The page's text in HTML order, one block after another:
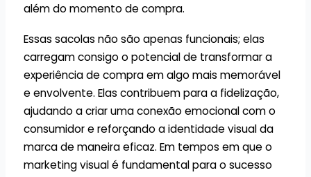
além do momento de compra.
Essas sacolas não são apenas funcionais; elas
carregam consigo o potencial de transformar a
experiência de compra em algo mais memorável
e envolvente. Elas contribuem para a fidelização,
ajudando a criar uma conexão emocional com o
consumidor e reforçando a identidade visual da
marca de maneira eficaz. Em tempos em que o
marketing visual é fundamental para o sucesso